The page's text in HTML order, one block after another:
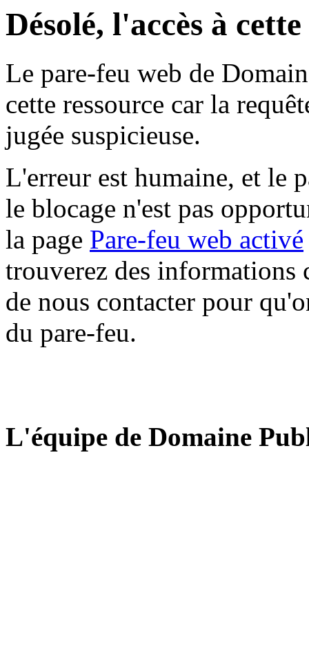
Désolé, l'accès à
Le pare-feu web de
cette ressource car la
jugée suspicieuse.
L'erreur est humaine, et le
le blocage n'est pas
la page Pare-feu web activé
trouverez des informations
de nous contacter pour
du pare-feu.
L'équipe de Domaine